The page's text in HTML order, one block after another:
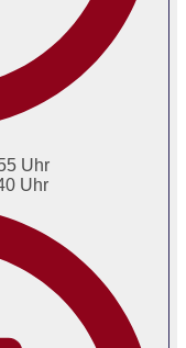
Uhr
Uhr